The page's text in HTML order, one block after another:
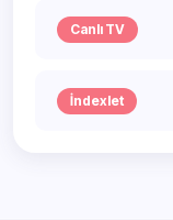
Canlı TV
İndexlet